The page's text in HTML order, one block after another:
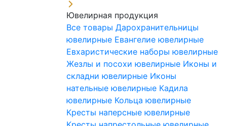
Ювелирная продукция
Все товары Дарохранительницы
ювелирные Евангелие ювелирные
Евхаристические наборы ювелирные
Жезлы и посохи ювелирные Иконы и
складни ювелирные Иконы
нательные ювелирные Кадила
ювелирные Кольца ювелирные
Кресты наперсные ювелирные